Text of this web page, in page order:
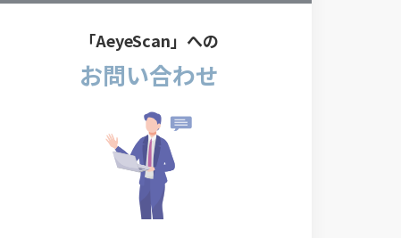
「AeyeScan」への
お問い合わせ